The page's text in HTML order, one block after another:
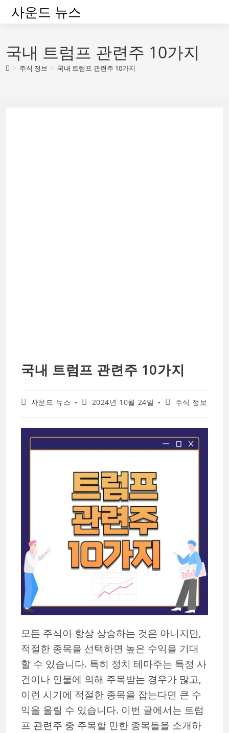
사운드 뉴스
국내 트럼프 관련주 10가지
> 주식 정보 > 국내 트럼프 관련주 10가지
국내 트럼프 관련주 10가지
Post사운드 뉴스
Post2024년 10월 24일
Post주식 정보
모든 주식이 항상 상승하는 것은 아니지만,
적절한 종목을 선택하면 높은 수익을 기대
할 수 있습니다. 특히 정치 테마주는 특정 사
건이나 인물에 의해 주목받는 경우가 많고,
이런 시기에 적절한 종목을 잡는다면 큰 수
익을 올릴 수 있습니다. 이번 글에서는 트럼
프 관련주 중 주목할 만한 종목들을 소개하